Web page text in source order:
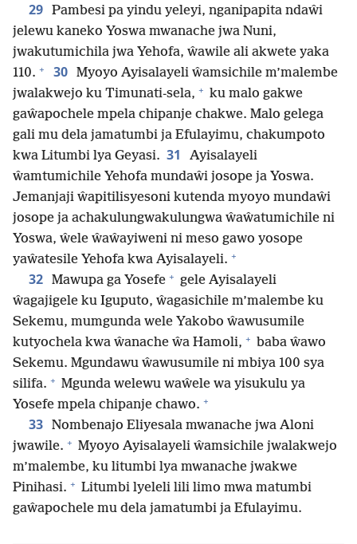
29 Pambesi pa yindu yeleyi, nganipapita ndaŵi
jelewu kaneko Yoswa mwanache jwa Nuni,
jwakutumichila jwa Yehofa, ŵawile ali akwete yaka
110. + 30 Myoyo Ayisalayeli ŵamsichile m’malembe
jwalakwejo ku Timunati-sela, + ku malo gakwe
gaŵapochele mpela chipanje chakwe. Malo gelega
gali mu dela jamatumbi ja Efulayimu, chakumpoto
kwa Litumbi lya Geyasi. 31
Ayisalayeli
ŵamtumichile Yehofa mundaŵi josope ja Yoswa.
Jemanjaji ŵapitilisyesoni kutenda myoyo mundaŵi
josope ja achakulungwakulungwa ŵaŵatumichile ni
Yoswa, ŵele ŵaŵayiweni ni meso gawo yosope
yaŵatesile Yehofa kwa Ayisalayeli. +
32 Mawupa ga Yosefe + gele Ayisalayeli
ŵagajigele ku Iguputo, ŵagasichile m’malembe ku
Sekemu, mumgunda wele Yakobo ŵawusumile
kutyochela kwa ŵanache ŵa Hamoli, + baba ŵawo
Sekemu. Mgundawu ŵawusumile ni mbiya 100 sya
silifa. + Mgunda welewu waŵele wa yisukulu ya
Yosefe mpela chipanje chawo. +
33 Nombenajo Eliyesala mwanache jwa Aloni
jwawile. + Myoyo Ayisalayeli ŵamsichile jwalakwejo
m’malembe, ku litumbi lya mwanache jwakwe
Pinihasi. + Litumbi lyeleli lili limo mwa matumbi
gaŵapochele mu dela jamatumbi ja Efulayimu.